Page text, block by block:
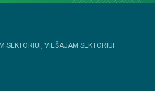
SEKTORIUI, VIEŠAJAM SEKTORIUI